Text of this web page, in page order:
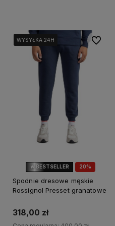
20%
🔥 BESTSELLER
WYSYŁKA 24H
WYSYŁKA 24H
WYSYŁKA 24H
Spodnie dresowe męskie
Rossignol Presset granatowe
318,00 zł
Do